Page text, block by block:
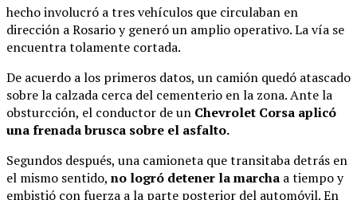
hecho involucró a tres vehículos que circulaban en
dirección a Rosario y generó un amplio operativo. La vía se
encuentra tolamente cortada.
De acuerdo a los primeros datos, un camión quedó atascado
sobre la calzada cerca del cementerio en la zona. Ante la
obsturcción, el conductor de un Chevrolet Corsa aplicó
una frenada brusca sobre el asfalto.
Segundos después, una camioneta que transitaba detrás en
el mismo sentido, no logró detener la marcha a tiempo y
embistió con fuerza a la parte posterior del automóvil. En